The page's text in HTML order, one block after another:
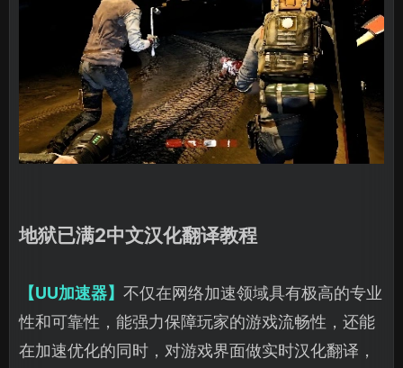
地狱已满2中文汉化翻译教程
【UU加速器】 不仅在网络加速领域具有极高的专业
性和可靠性，能强力保障玩家的游戏流畅性，还能
在加速优化的同时，对游戏界面做实时汉化翻译，